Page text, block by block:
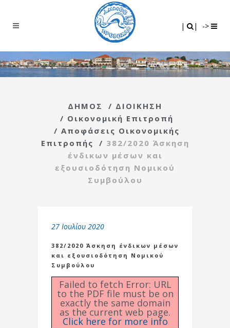
| | ->
ΔΗΜΟΣ / ΔΙΟΙΚΗΣΗ
/ Οικονομική Επιτροπή
/ Αποφάσεις Οικονομικής
Επιτροπής
/ 382/2020 Άσκηση
ένδικων μέσων και
εξουσιοδότηση Νομικού
Συμβούλου
27 Ιουλίου 2020
382/2020 Άσκηση ένδικων μέσων
και εξουσιοδότηση Νομικού
Συμβούλου
Failed to fetch Error: URL
to the PDF file must be on
exactly the same domain
as the current web page.
Click here for more info